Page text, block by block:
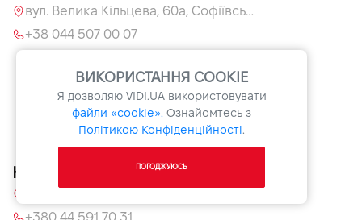
вул. Велика Кільцева, 60а, Софіївська Борщагівка, Київська обл.
+38 044 507 00 07
Ніссан ВІДІ Армада
ВИКОРИСТАННЯ COOKIE
Я дозволяю VIDI.UAвикористовувати
файли «cookie». Ознайомтесь з
Політикою Конфіденційності.
ПОГОДЖУЮСЬ